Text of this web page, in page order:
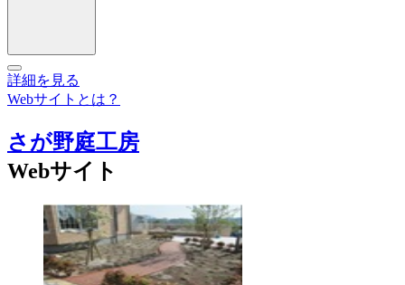
詳細を見る
Webサイトとは？
さが野庭工房
Webサイト